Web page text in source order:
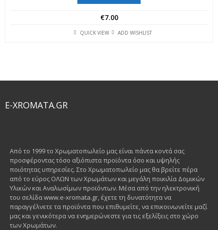
€7.00
QUICK VIEW ADD WISHLIST
E-XROMATA.GR
Από το 1999 το Χρωματοπωλείο μας είναι πάντα κοντά σας
προσφέροντας τόσο αξιόπιστα προϊόντα όσο και υψηλής
ποιότητας υπηρεσίες. Στο Χρωματοπωλείο μας θα βρείτε πέρα
από το εύρος ΟΛΩΝ των Χρωμάτων και μεγάλη ποικιλία Δομικών
Υλικών και Αναλωσίμων προϊόντων. Μέσα από την ηλεκτρονική
του σελίδα www.e-xromata.gr, έχετε τη δυνατότητα να
παραγγέλνετε τα προϊόντα που επιθυμείτε, να επικοινωνείτε μαζί
μας και γενικότερα να ενημερώνεστε για τις εξελίξεις στο χώρο
των Χρωμάτων.